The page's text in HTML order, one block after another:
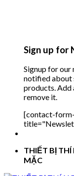
Sign up for
Signup for
notified about
products. Add
remove it.
[contact-
THIẾT BỊ THÍ
MẶC